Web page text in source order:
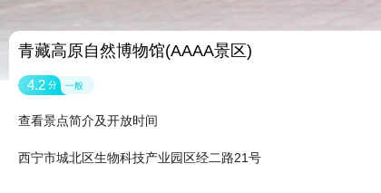
青藏高原自然博物馆(AAAA景区)
4.2 分 一般
查看景点简介及开放时间
西宁市城北区生物科技产业园区经二路21号